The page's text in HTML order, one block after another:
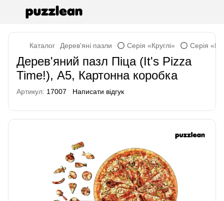
Каталог Дерев'яні пазли ⭕ Серія «Круглі» ⭕ Серія
Дерев'яний пазл Піца (It's Pizza
Time!), А5, Картонна коробка
Артикул: 17007 Написати відгук